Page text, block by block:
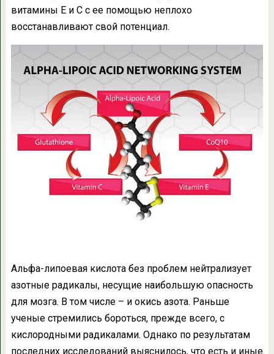
витамины Е и С с ее помощью неплохо
восстанавливают свой потенциал.
Альфа-липоевая кислота без проблем нейтрализует
азотные радикалы, несущие наибольшую опасность
для мозга. В том числе – и окись азота. Раньше
ученые стремились бороться, прежде всего, с
кислородными радикалами. Однако по результатам
последних исследований выяснилось, что есть и иные